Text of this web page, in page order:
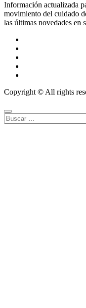
Información actualizada
movimiento del cuidado
las últimas novedades en
Copyright © All rights
Buscar: